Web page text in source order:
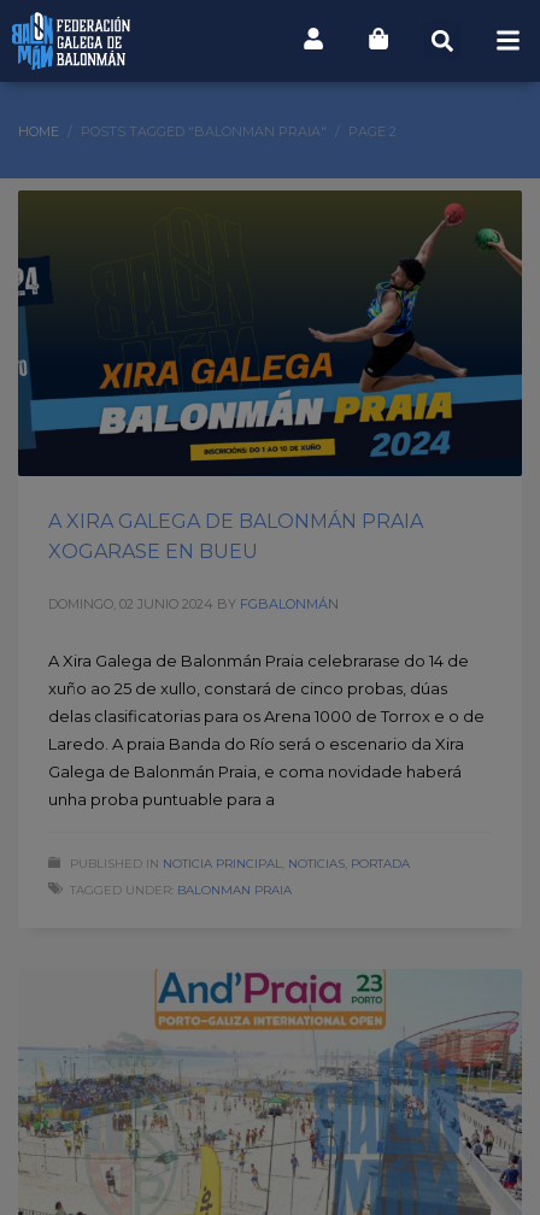
HOME POSTS TAGGED "BALONMAN PRAIA" PAGE 2
A XIRA GALEGA DE BALONMÁN PRAIA
XOGARASE EN BUEU
DOMINGO, 02 JUNIO 2024 BY FGBALONMÁN
A Xira Galega de Balonmán Praia celebrarase do 14 de
xuño ao 25 de xullo, constará de cinco probas, dúas
delas clasificatorias para os Arena 1000 de Torrox e o de
Laredo. A praia Banda do Río será o escenario da Xira
Galega de Balonmán Praia, e coma novidade haberá
unha proba puntuable para a
PUBLISHED IN NOTICIA PRINCIPAL NOTICIAS PORTADA
TAGGED UNDER: BALONMAN PRAIA